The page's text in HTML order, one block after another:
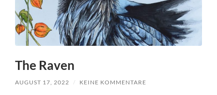
The Raven
AUGUST 17, 2022 / KEINE KOMMENTARE